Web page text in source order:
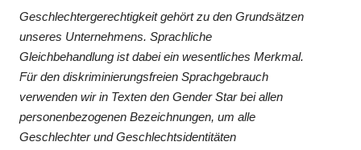
Geschlechtergerechtigkeit gehört zu den Grundsätzen
unseres Unternehmens. Sprachliche
Gleichbehandlung ist dabei ein wesentliches Merkmal.
Für den diskriminierungsfreien Sprachgebrauch
verwenden wir in Texten den Gender Star bei allen
personenbezogenen Bezeichnungen, um alle
Geschlechter und Geschlechtsidentitäten